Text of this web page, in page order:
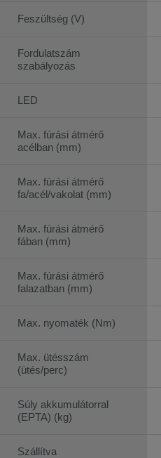
Feszültség (V)
Fordulatszám
szabályozás
LED
Max. fúrási átmérő
acélban (mm)
Max. fúrási átmérő
fa/acél/vakolat (mm)
Max. fúrási átmérő
fában (mm)
Max. fúrási átmérő
falazatban (mm)
Max. nyomaték (Nm)
Max. ütésszám
(ütés/perc)
Súly akkumulátorral
(EPTA) (kg)
Szállítva